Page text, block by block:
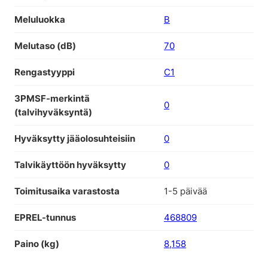
Meluluokka B
Melutaso (dB) 70
Rengastyyppi C1
3PMSF-merkintä
(talvihyväksyntä)
0
Hyväksytty jääolosuhteisiin 0
Talvikäyttöön hyväksytty 0
Toimitusaika varastosta 1-5 päivää
EPREL-tunnus 468809
Paino (kg) 8,158